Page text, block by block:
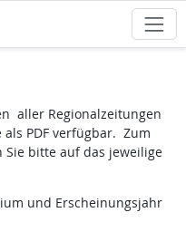
aller Regionalzeitungen
PDF verfügbar. Zum
bitte auf das jeweilige
und Erscheinungsjahr